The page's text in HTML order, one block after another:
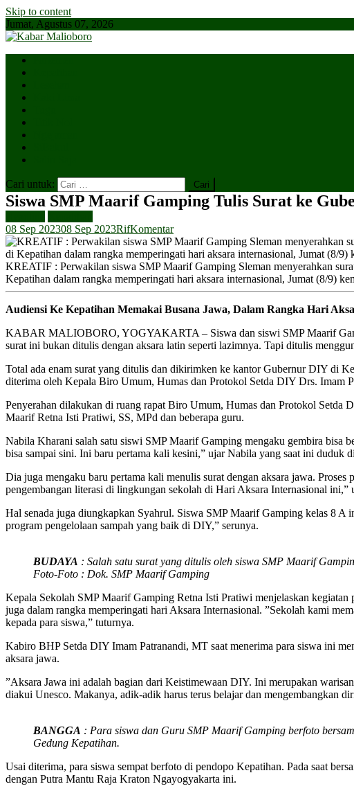
Skip to content
Jumat, Agustus 07, 2026
Cari untuk:
Siswa SMP Maarif Gamping Tulis Surat ke
08 Sep 202308 Sep 2023RifKomentar
KREATIF : Perwakilan siswa SMP Maarif Gamping Sleman menyerahkan
Kepatihan dalam rangka memperingati hari aksara internasional, Jumat (8/9)
Audiensi Ke Kepatihan Memakai Busana Jawa, Dalam Rangka Hari
KABAR MALIOBORO, YOGYAKARTA – Siswa dan siswi SMP Maarif
surat ini bukan ditulis dengan aksara latin seperti lazimnya. Tapi ditulis
Total ada enam surat yang ditulis dan dikirimken ke kantor Gubernur DIY di
diterima oleh Kepala Biro Umum, Humas dan Protokol Setda DIY Drs. Imam
Penyerahan dilakukan di ruang rapat Biro Umum, Humas dan Protokol Setda
Maarif Retna Isti Pratiwi, SS, MPd dan beberapa guru.
Nabila Kharani salah satu siswi SMP Maarif Gamping mengaku gembira
bisa sampai sini. Ini baru pertama kali kesini,” ujar Nabila yang saat ini duduk
Dia juga mengaku baru pertama kali menulis surat dengan aksara jawa.
pengembangan literasi di lingkungan sekolah di Hari Aksara Internasional
Hal senada juga diungkapkan Syahrul. Siswa SMP Maarif Gamping kelas 8 A
program pengelolaan sampah yang baik di DIY,” serunya.
BUDAYA : Salah satu surat yang ditulis oleh siswa SMP Maarif
Foto-Foto : Dok. SMP Maarif Gamping
Kepala Sekolah SMP Maarif Gamping Retna Isti Pratiwi menjelaskan
juga dalam rangka memperingati hari Aksara Internasional. ”Sekolah kami
kepada para siswa,” tuturnya.
Kabiro BHP Setda DIY Imam Patranandi, MT saat menerima para siswa ini
aksara jawa.
”Aksara Jawa ini adalah bagian dari Keistimewaan DIY. Ini merupakan
diakui Unesco. Makanya, adik-adik harus terus belajar dan mengembangkan
BANGGA : Para siswa dan Guru SMP Maarif Gamping berfoto
Gedung Kepatihan.
Usai diterima, para siswa sempat berfoto di pendopo Kepatihan. Pada saat
dengan Putra Mantu Raja Kraton Ngayogyakarta ini.